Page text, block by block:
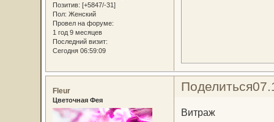
Позитив: [+5847/-31]
Пол: Женский
Провел на форуме:
1 год 9 месяцев
Последний визит:
Сегодня 06:59:09
Поделиться
Fleur
Цветочная Фея
Витраж